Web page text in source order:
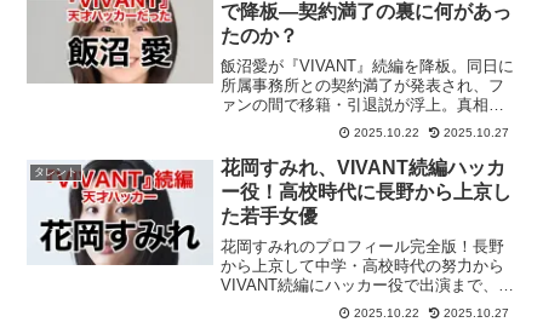
で降板―契約満了の裏に何があっ
たのか？
飯沼愛が『VIVANT』続編を降板。同日に
所属事務所との契約満了が発表され、フ
ァンの間で移籍・引退説が浮上。真相と
今後の展開を追う。2025.10.22 2025.10.27
タレント
花岡すみれ、VIVANT続編ハッカ
ー役！高校時代に長野から上京し
た若手女優
花岡すみれのプロフィール完全版！長野
から上京して中学・高校時代の努力から
VIVANT続編にハッカー役で出演まで、話
題の若手女優の経歴・出演作を徹底解
2025.10.22 2025.10.27